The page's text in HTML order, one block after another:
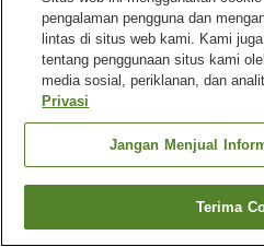
Fasilitas properti
Tempat parkir
Beranda Jepang Oita
Kota
Cari
pengalaman pengguna dan
lintas di situs web kami. Kami
tentang penggunaan situs kami
media sosial, periklanan, dan
Privasi
Jangan Menjual
Terima